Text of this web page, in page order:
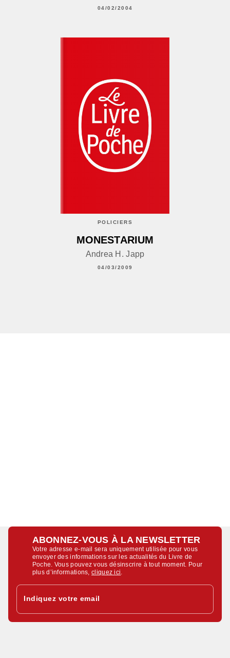
04/02/2004
POLICIERS
MONESTARIUM
Andrea H. Japp
04/03/2009
ABONNEZ-VOUS À LA NEWSLETTER
Votre adresse e-mail sera uniquement utilisée pour vous
envoyer des informations sur les actualités du Livre de
Poche. Vous pouvez vous désinscrire à tout moment. Pour
plus d’informations,cliquez ici
Indiquez votre email